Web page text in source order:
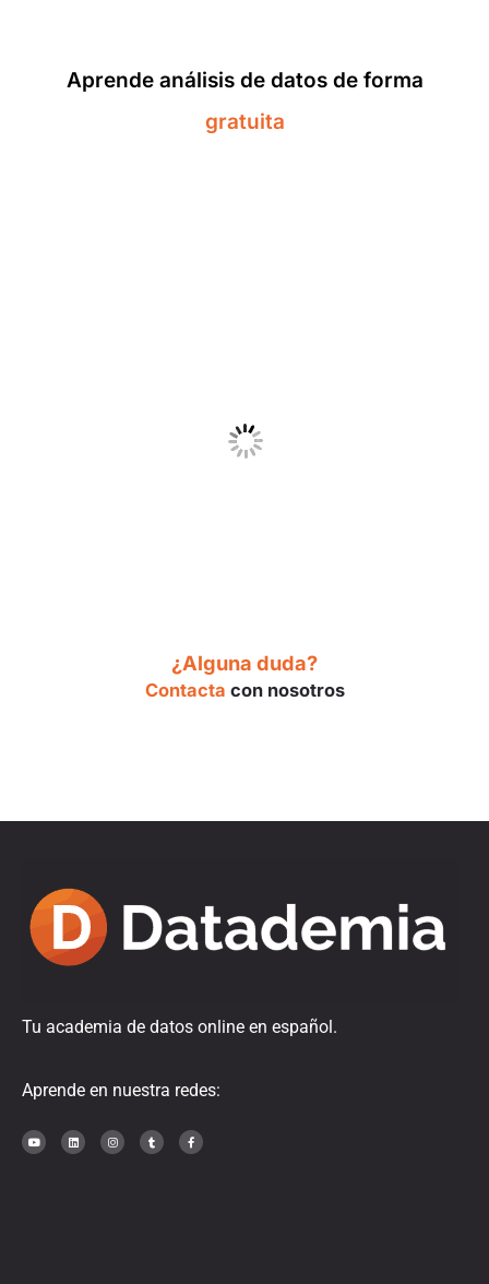
Aprende análisis de datos de forma
gratuita
¿Alguna duda?
Contacta con nosotros
Tu academia de datos online en español.
Aprende en nuestra redes: